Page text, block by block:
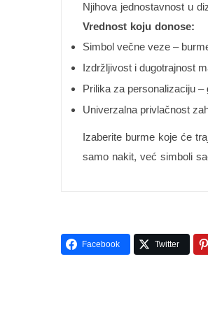
Njihova jednostavnost u
Vrednost koju donose:
Simbol večne veze –
Izdržljivost i dugotrajnost
Prilika za personalizaciju
Univerzalna privlačnost
Izaberite burme koje će
samo nakit, već simboli
Facebook Twitter